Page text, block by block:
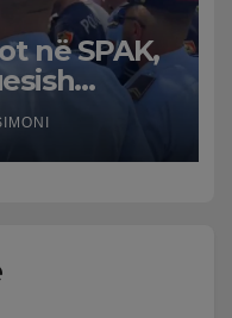
në SPAK,